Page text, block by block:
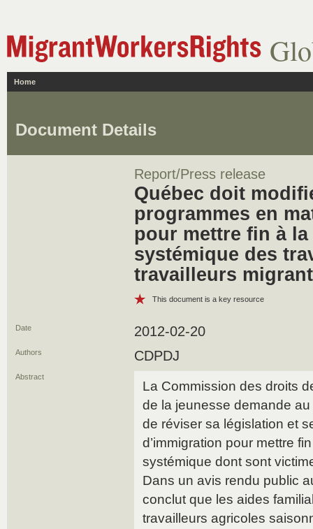
Home
Document Details
Report/Press release
Québec doit
programmes en
pour mettre fin à
systémique des
travailleurs
This document is a key resource
Date 2012-02-20
Authors CDPDJ
Abstract
La Commission des droits
de la jeunesse demande
de réviser sa législation et
d’immigration pour mettre
systémique dont sont
Dans un avis rendu public
conclut que les aides
travailleurs agricoles